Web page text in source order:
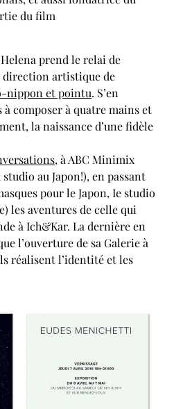
du film
prend le relai de
direction artistique de
nippon et pointu. S’en
composer à quatre mains et
la naissance d’une fidèle
, à ABC Minimix
au Japon!), en passant
pour le Japon, Ie studio
les aventures de celle qui
à Ich&Kar. La dernière en
l’ouverture de sa Galerie à
réalisent l’identité et les